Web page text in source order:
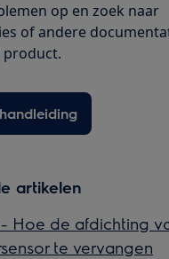
op en zoek naar
of andere
product.
artikelen
Hoe de afdichting
te vervangen